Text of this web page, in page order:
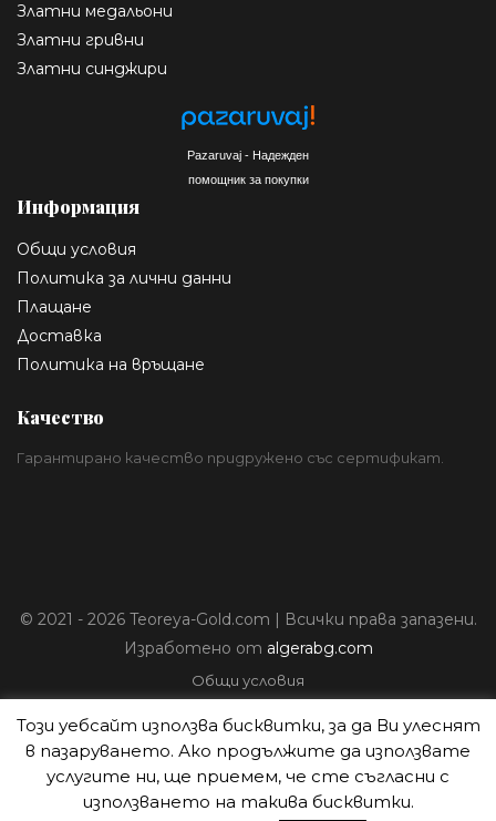
Златни медальони
Златни гривни
Златни синджири
Pazaruvaj - Надежден
помощник за покупки
Информация
Общи условия
Политика за лични данни
Плащане
Доставка
Политика на връщане
Качество
Гарантирано качество придружено със сертификат.
© 2021 - 2026 Teoreya-Gold.com | Всички права запазени.
Изработено от algerabg.com
Общи условия
Политика за лични данни
Плащане
Доставка
Политика на връщане
Този уебсайт използва бисквитки, за да Ви улеснят
в пазаруването. Ако продължите да използвате
услугите ни, ще приемем, че сте съгласни с
използването на такива бисквитки.